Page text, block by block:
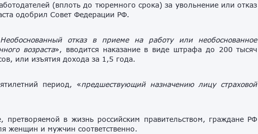
(вплоть до тюремного срока) за увольнение или отказ
одобрил Совет Федерации РФ.
Необоснованный отказ в приеме на работу или необоснованное
возраста», вводится наказание в виде штрафа до 200 тысяч
или изъятия дохода за 1,5 года.
период, «предшествующий назначению лицу страховой
в жизнь российским правительством, граждане РФ
женщин и мужчин соответственно.